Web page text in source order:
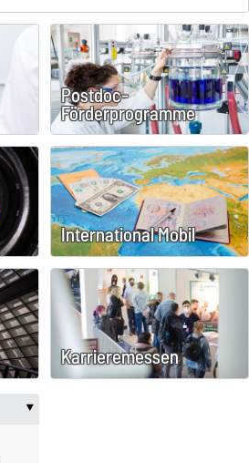
Postdoc-
Förderprogramme
International Mobil
Karrieremessen
‣